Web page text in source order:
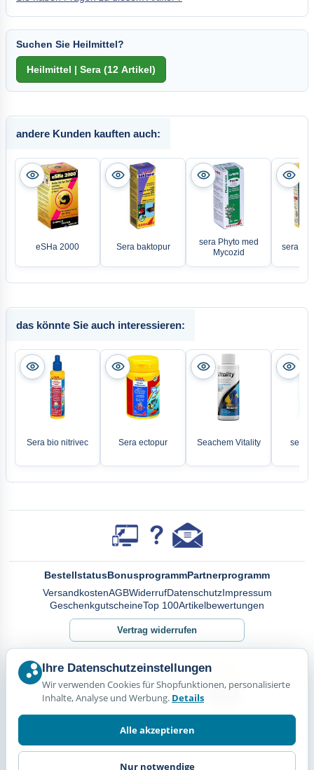
Suchen Sie Heilmittel?
andere Kunden kauften auch:
eSHa 2000 Sera baktopur
sera Phyto med
Mycozid
sera
das könnte Sie auch interessieren:
Sera bio nitrivec Sera ectopur Seachem Vitality sera
BestellstatusBonusprogrammPartnerprogramm
VersandkostenAGBWiderrufDatenschutzImpressum
GeschenkgutscheineTop 100Artikelbewertungen
Vertrag widerrufen
Ihre Datenschutzeinstellungen
Wir verwenden Cookies für Shopfunktionen, personalisierte
Inhalte, Analyse und Werbung. Details
Alle akzeptieren
Nur notwendige